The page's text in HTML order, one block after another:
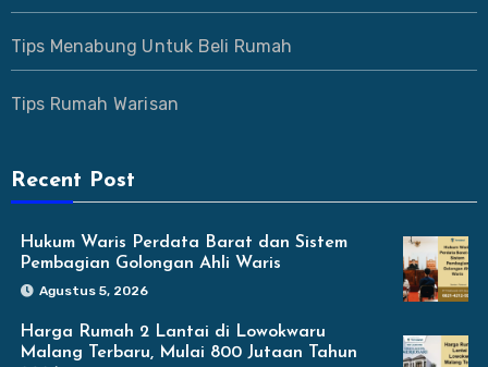
Tips Menabung Untuk Beli Rumah
Tips Rumah Warisan
Recent Post
Hukum Waris Perdata Barat dan Sistem
Pembagian Golongan Ahli Waris
Agustus 5, 2026
Harga Rumah 2 Lantai di Lowokwaru
Malang Terbaru, Mulai 800 Jutaan Tahun